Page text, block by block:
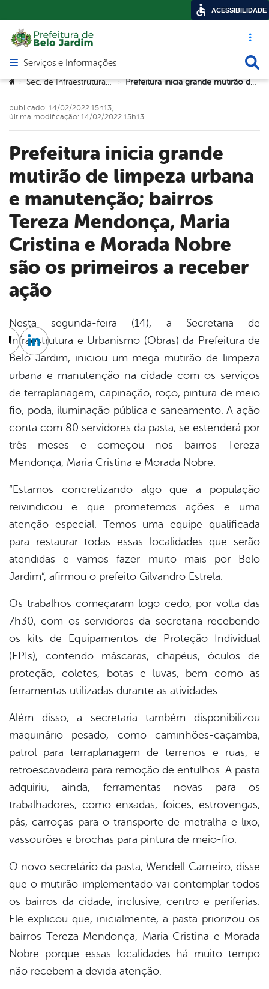
Acesso
Abrir menu principal de navegação
Serviços e Informações
Você está aqui:
> Sec. de Infraestrutura e Urbanismo > Prefeitura inicia grande mutirão de limpeza urbana e manutenção; bairros Tereza Mendonça, Maria Cristina e Morada Nobre são os primeiros a receber ação
Prefeitura inicia grande
mutirão de limpeza urbana
e manutenção; bairros
Tereza Mendonça, Maria
Cristina e Morada Nobre
são os primeiros a receber
ação
publicado: 14/02/2022 15h13,
última modificação: 14/02/2022 15h13
Nesta segunda-feira (14), a Secretaria de
Infraestrutura e Urbanismo (Obras) da Prefeitura de
Belo Jardim, iniciou um mega mutirão de limpeza
urbana e manutenção na cidade com os serviços
de terraplanagem, capinação, roço, pintura de meio
fio, poda, iluminação pública e saneamento. A ação
conta com 80 servidores da pasta, se estenderá por
três meses e começou nos bairros Tereza
Mendonça, Maria Cristina e Morada Nobre.
“Estamos concretizando algo que a população
reivindicou e que prometemos ações e uma
atenção especial. Temos uma equipe qualificada
para restaurar todas essas localidades que serão
atendidas e vamos fazer muito mais por Belo
Jardim”, afirmou o prefeito Gilvandro Estrela.
Os trabalhos começaram logo cedo, por volta das
7h30, com os servidores da secretaria recebendo
os kits de Equipamentos de Proteção Individual
(EPIs), contendo máscaras, chapéus, óculos de
proteção, coletes, botas e luvas, bem como as
ferramentas utilizadas durante as atividades.
Além disso, a secretaria também disponibilizou
maquinário pesado, como caminhões-caçamba,
patrol para terraplanagem de terrenos e ruas, e
retroescavadeira para remoção de entulhos. A pasta
adquiriu, ainda, ferramentas novas para os
trabalhadores, como enxadas, foices, estrovengas,
pás, carroças para o transporte de metralha e lixo,
vassourões e brochas para pintura de meio-fio.
O novo secretário da pasta, Wendell Carneiro, disse
que o mutirão implementado vai contemplar todos
os bairros da cidade, inclusive, centro e periferias.
Ele explicou que, inicialmente, a pasta priorizou os
bairros Tereza Mendonça, Maria Cristina e Morada
Nobre porque essas localidades há muito tempo
não recebem a devida atenção.
Twitter
Linkedin
ACESSIBILIDADE